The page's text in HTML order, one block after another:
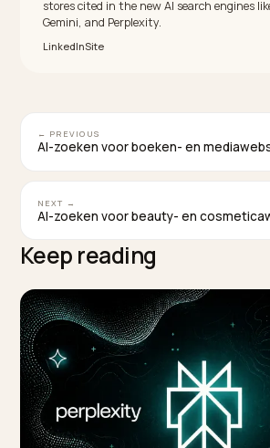
de boodschap met je eigen
specifieke artikelen die echte
posts. Mik op kwaliteit en
TAGGED: Bloggen Contentmarketing
WRITTEN BY
Lawrence Dauchy